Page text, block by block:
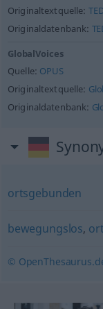
Originaltextquelle:
Originaldatenbank:
GlobalVoices
Quelle: OPUS
Originaltextquelle:
Originaldatenbank:
ortsgebunden
bewegungslos,
©